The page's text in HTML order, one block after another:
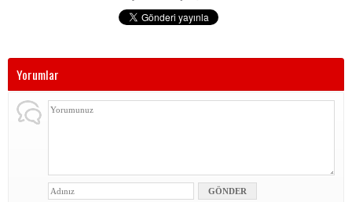
Yorumlar